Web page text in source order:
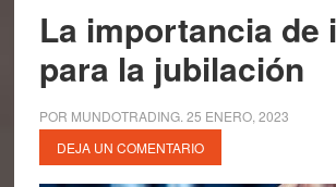
La importancia de
para la jubilación
POR MUNDOTRADING. 25 ENERO, 2023
DEJA UN COMENTARIO